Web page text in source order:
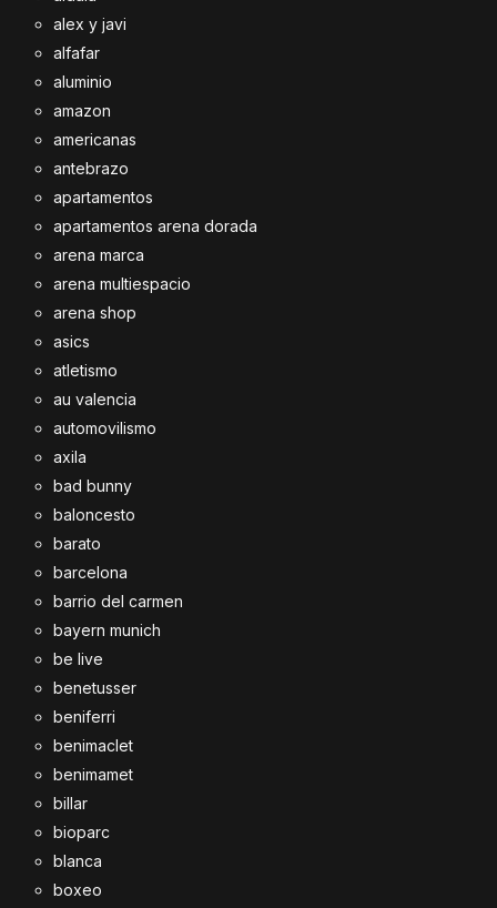
alex y javi
alfafar
aluminio
amazon
americanas
antebrazo
apartamentos
apartamentos arena dorada
arena marca
arena multiespacio
arena shop
asics
atletismo
au valencia
automovilismo
axila
bad bunny
baloncesto
barato
barcelona
barrio del carmen
bayern munich
be live
benetusser
beniferri
benimaclet
benimamet
billar
bioparc
blanca
boxeo